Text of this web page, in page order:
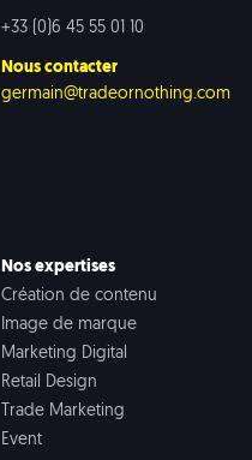
+33 (0)6 45 55 01 10
Nous contacter
germain@tradeornothing.com
Nos expertises
Création de contenu
Image de marque
Marketing Digital
Retail Design
Trade Marketing
Event